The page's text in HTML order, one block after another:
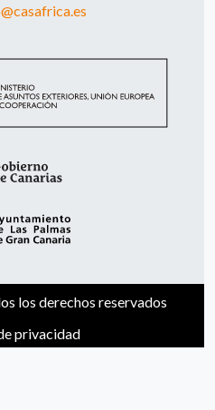
los derechos reservados
privacidad